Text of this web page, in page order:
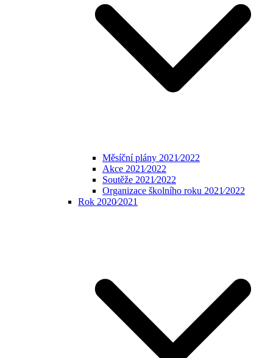
Měsíční plány 2021⁄2022
Akce 2021⁄2022
Soutěže 2021⁄2022
Organizace školního roku 2021⁄2022
Rok 2020⁄2021